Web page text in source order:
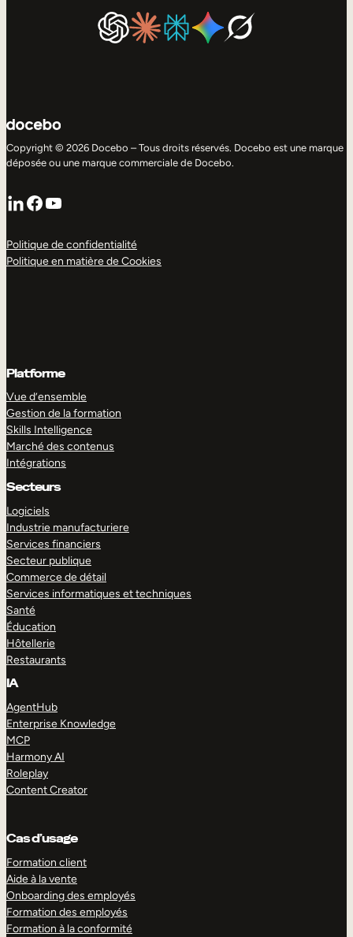
Copyright © 2026 Docebo – Tous droits réservés. Docebo est une marque
déposée ou une marque commerciale de Docebo.
LinkedIn
Facebook
YouTube
Politique de confidentialité
Politique en matière de Cookies
Platforme
Vue d’ensemble
Gestion de la formation
Skills Intelligence
Marché des contenus
Intégrations
Secteurs
Logiciels
Industrie manufacturiere
Services financiers
Secteur publique
Commerce de détail
Services informatiques et techniques
Santé
Éducation
Hôtellerie
Restaurants
IA
AgentHub
Enterprise Knowledge
MCP
Harmony AI
Roleplay
Content Creator
Cas d’usage
Formation client
Aide à la vente
Onboarding des employés
Formation des employés
Formation à la conformité